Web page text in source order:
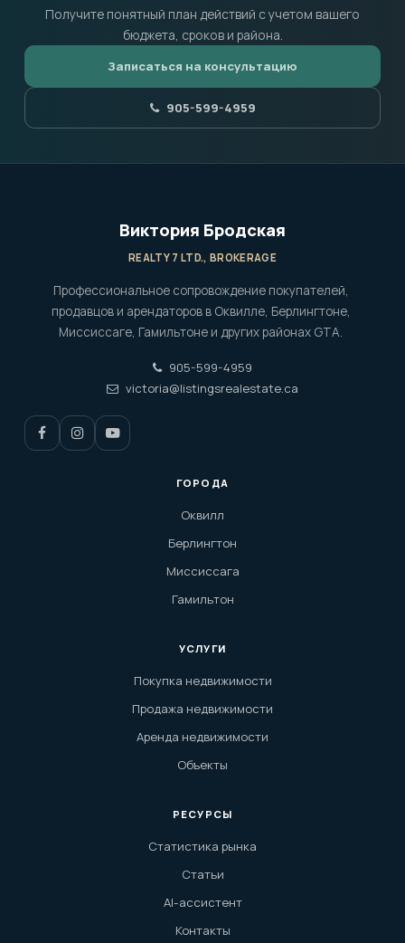
Получите понятный план действий с учетом вашего
бюджета, сроков и района.
Записаться на консультацию
905-599-4959
Виктория Бродская
REALTY 7 LTD., BROKERAGE
Профессиональное сопровождение покупателей,
продавцов и арендаторов в Оквилле, Берлингтоне,
Миссиссаге, Гамильтоне и других районах GTA.
905-599-4959
victoria@listingsrealestate.ca
ГОРОДА
Оквилл
Берлингтон
Миссиссага
Гамильтон
УСЛУГИ
Покупка недвижимости
Продажа недвижимости
Аренда недвижимости
Объекты
РЕСУРСЫ
Статистика рынка
Статьи
AI-ассистент
Контакты